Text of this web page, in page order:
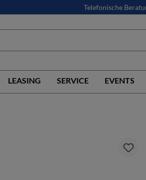
Telefonische
LEASING SERVICE EVENTS